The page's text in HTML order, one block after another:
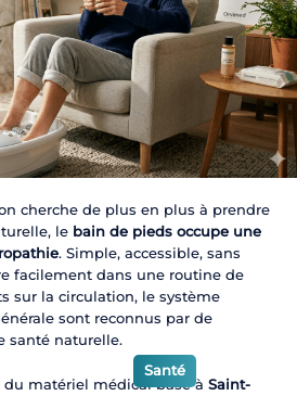
Santé
cherche de plus en plus à prendre
le bain de pieds occupe une
. Simple, accessible, sans
facilement dans une routine de
sur la circulation, le système
sont reconnus par de
santé naturelle.
matériel médical basé à Saint-